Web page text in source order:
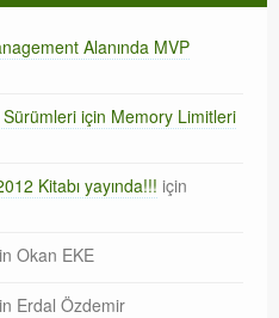
Alanında MVP
için Memory Limitleri
Kitabı yayında!!! için
Okan EKE
Erdal Özdemir